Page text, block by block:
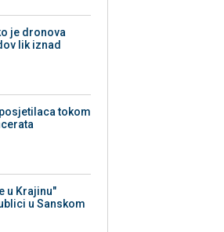
je dronova
lik iznad
tokom
u Krajinu"
u Sanskom